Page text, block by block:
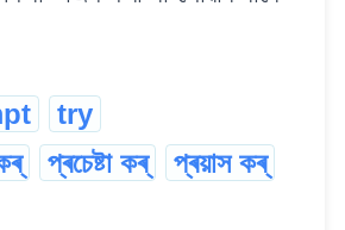
try
প্ৰচেষ্টা কৰ্
প্ৰয়াস কৰ্